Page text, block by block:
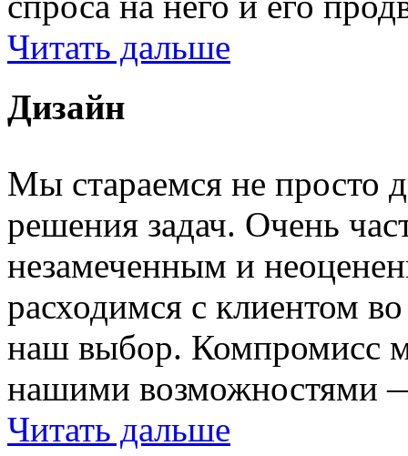
Читать дальше
Дизайн
Мы стараемся не просто
решения задач. Очень
незамеченным и
расходимся с клиентом
наш выбор. Компромисс
нашими возможностями
Читать дальше